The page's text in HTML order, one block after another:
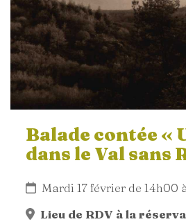
Balade contée «
dans le Val sans
Mardi 17 février de 14h00
Lieu de RDV à la